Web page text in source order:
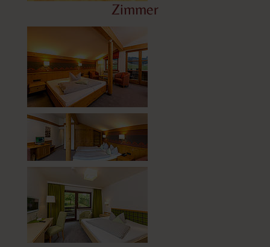
Zimmer